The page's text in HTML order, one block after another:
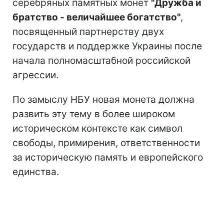
серебряных памятных монет "Дружба и
братство - величайшее богатство",
посвященный партнерству двух
государств и поддержке Украины после
начала полномасштабной российской
агрессии.
По замыслу НБУ новая монета должна
развить эту тему в более широком
историческом контексте как символ
свободы, примирения, ответственности
за историческую память и европейского
единства.